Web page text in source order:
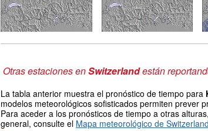
Otras estaciones enSwitzerlandestán
La tabla anterior muestra el pronóstico de tiempo para
modelos meteorológicos sofisticados permiten prever
Para aceder a los pronósticos de tiempo a otras
general, consulte el Mapa meteorológico de Switzerland